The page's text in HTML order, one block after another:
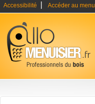
Accessibilité Accéder au menu